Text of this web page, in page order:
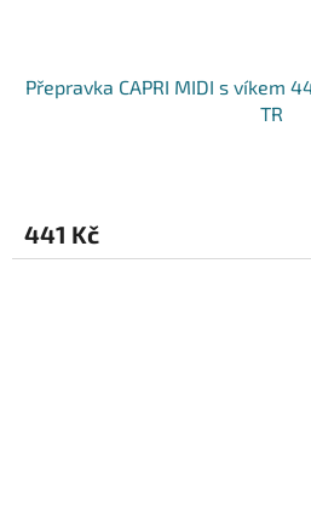
Přepravka CAPRI MIDI s víkem
TR
441 Kč